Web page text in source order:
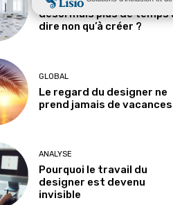
désormais plus de temps
dire non qu’à créer ?
GLOBAL
Le regard du designer ne
prend jamais de vacances
ANALYSE
Pourquoi le travail du
designer est devenu
invisible